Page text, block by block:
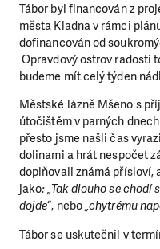
Tábor byl financován z
města Kladna v rámci
dofinancován od
Opravdový ostrov radosti
budeme mít celý týden
Městské lázně Mšeno s
útočištěm v parných
přesto jsme našli čas
dolinami a hrát nespočet
doplňovali známá přísloví,
jako: „Tak dlouho se chodí
dojde“, nebo„chytrému
Tábor se uskutečnil v
LÍBÍ SE
Abychom mohli
bez Vaší podpory. Ať
Klubu přátel, Vaše